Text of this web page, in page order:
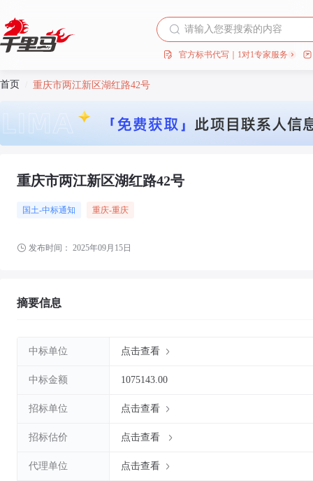
官方标书代写｜1对1专家服务
首页 重庆市两江新区湖红路42号
重庆市两江新区湖红路42号
国土-中标通知 重庆-重庆
发布时间： 2025年09月15日
摘要信息
中标单位 点击查看
中标金额 1075143.00
招标单位 点击查看
招标估价 点击查看
代理单位 点击查看